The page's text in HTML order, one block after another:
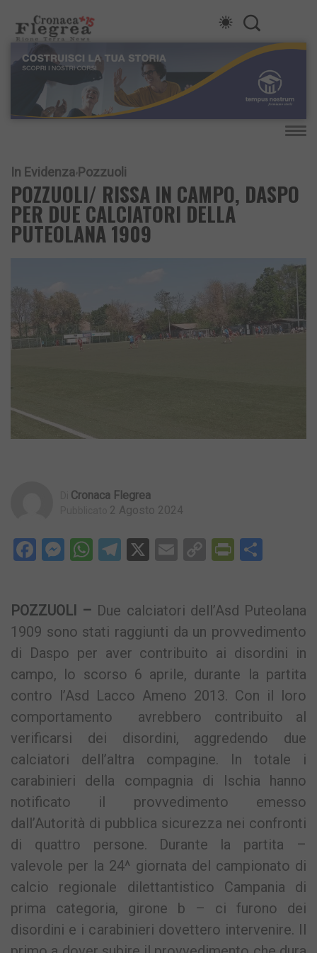
In Evidenza Pozzuoli
POZZUOLI/ RISSA IN CAMPO, DASPO
PER DUE CALCIATORI DELLA
PUTEOLANA 1909
Cronaca Flegrea
2 Agosto 2024
Facebook
Messenger
WhatsApp
Telegram
X EmailCopy
POZZUOLI – Due calciatori dell’Asd Puteolana
1909 sono stati raggiunti da un provvedimento
di Daspo per aver contribuito ai disordini in
campo, lo scorso 6 aprile, durante la partita
contro l’Asd Lacco Ameno 2013. Con il loro
comportamento avrebbero contribuito al
verificarsi dei disordini, aggredendo due
calciatori dell’altra compagine. In totale i
carabinieri della compagnia di Ischia hanno
notificato il provvedimento emesso
dall’Autorità di pubblica sicurezza nei confronti
di quattro persone. Durante la partita –
valevole per la 24^ giornata del campionato di
calcio regionale dilettantistico Campania di
prima categoria, girone b – ci furono dei
disordini e i carabinieri dovettero intervenire. Il